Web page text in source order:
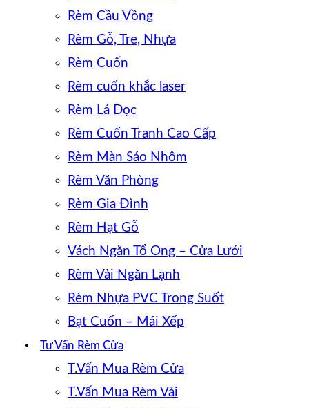
Rèm Cầu Vồng
Rèm Gỗ, Tre, Nhựa
Rèm Cuốn
Rèm cuốn khắc laser
Rèm Lá Dọc
Rèm Cuốn Tranh Cao Cấp
Rèm Màn Sáo Nhôm
Rèm Văn Phòng
Rèm Gia Đình
Rèm Hạt Gỗ
Vách Ngăn Tổ Ong – Cửa Lưới
Rèm Vải Ngăn Lạnh
Rèm Nhựa PVC Trong Suốt
Bạt Cuốn – Mái Xếp
Tư Vấn Rèm Cửa
T.Vấn Mua Rèm Cửa
T.Vấn Mua Rèm Vải